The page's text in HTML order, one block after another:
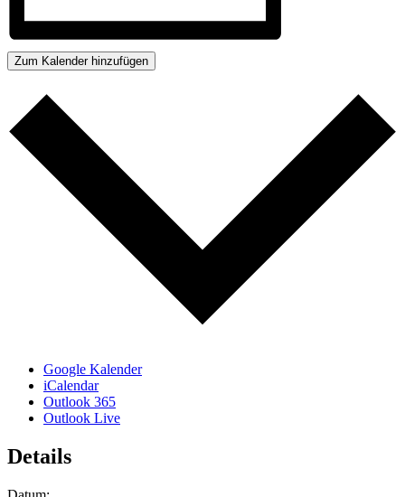
Zum Kalender hinzufügen
Google Kalender
iCalendar
Outlook 365
Outlook Live
Details